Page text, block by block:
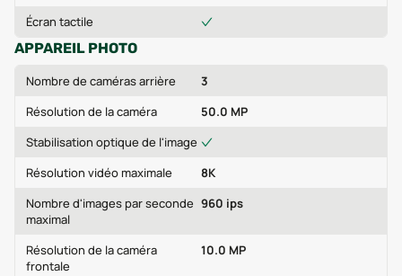
Écran tactile
APPAREIL PHOTO
Nombre de caméras arrière
3
Résolution de la caméra
50.0 MP
Stabilisation optique de l'image
Résolution vidéo maximale
8K
Nombre d'images par seconde
maximal
960 ips
Résolution de la caméra
frontale
10.0 MP